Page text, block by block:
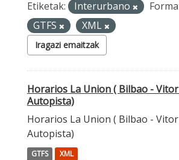
Etiketak: Interurbano
GTFS
XML
Iragazi emaitzak
Horarios La Union ( Bilbao -
Autopista)
Horarios La Union ( Bilbao -
Autopista)
GTFS XML